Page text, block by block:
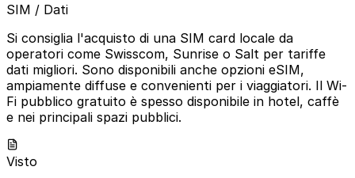
SIM / Dati
Si consiglia l'acquisto di una SIM card locale da
operatori come Swisscom, Sunrise o Salt per tariffe
dati migliori. Sono disponibili anche opzioni eSIM,
ampiamente diffuse e convenienti per i viaggiatori. Il Wi-
Fi pubblico gratuito è spesso disponibile in hotel, caffè
e nei principali spazi pubblici.
Visto